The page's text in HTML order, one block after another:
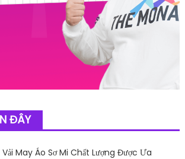
ĐÂY
Vải May Áo Sơ Mi Chất Lượng Được Ưa